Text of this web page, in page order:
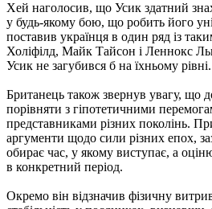
Хей наголосив, що Усик здатний
у будь-якому бою, що робить його
поставив українця в один ряд із
Холіфілд, Майк Тайсон і Леннокс
Усик не загубився б на їхньому рівні.
Британець також звернув увагу, що
порівняти з гіпотетичними
представниками різних поколінь.
аргументи щодо сили різних епох,
обирає час, у якому виступає, а
в конкретний період.
Окремо він відзначив фізичну